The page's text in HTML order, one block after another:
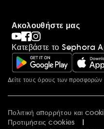
Ακολουθήστε μας
Κατεβάστε το Sephora
Περισσότερες
Δείτε τους όρους των προσφορών
Πολιτική απορρήτου και
Προτιμήσεις cookies